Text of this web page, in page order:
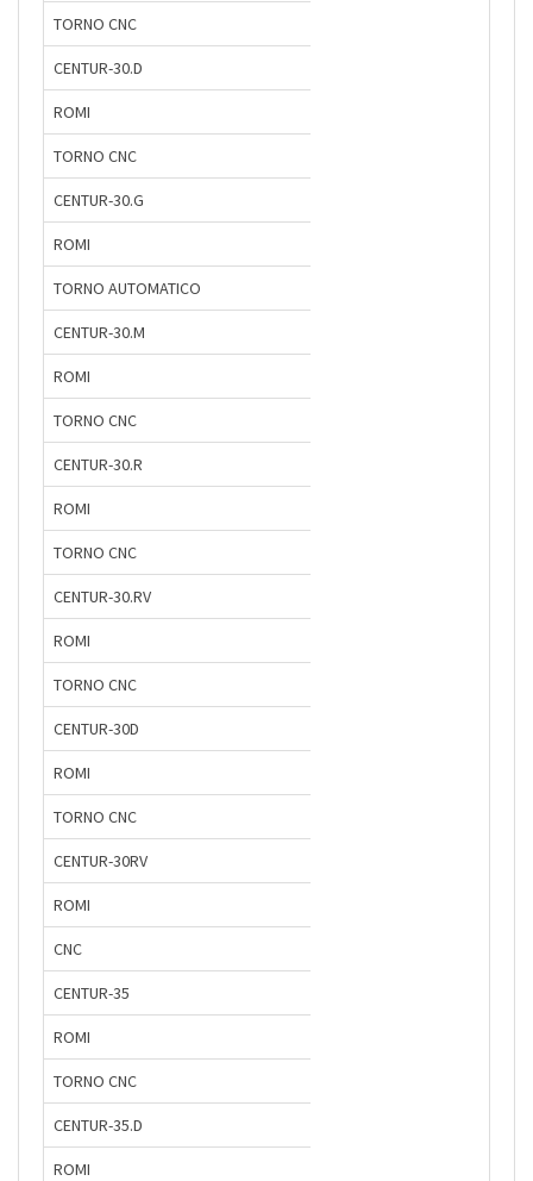
TORNO CNC
CENTUR-30.D
ROMI
TORNO CNC
CENTUR-30.G
ROMI
TORNO AUTOMATICO
CENTUR-30.M
ROMI
TORNO CNC
CENTUR-30.R
ROMI
TORNO CNC
CENTUR-30.RV
ROMI
TORNO CNC
CENTUR-30D
ROMI
TORNO CNC
CENTUR-30RV
ROMI
CNC
CENTUR-35
ROMI
TORNO CNC
CENTUR-35.D
ROMI